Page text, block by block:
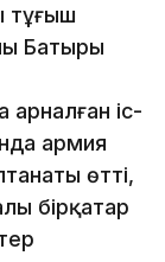
Батыры
арналған іс-
армия
өтті,
бірқатар